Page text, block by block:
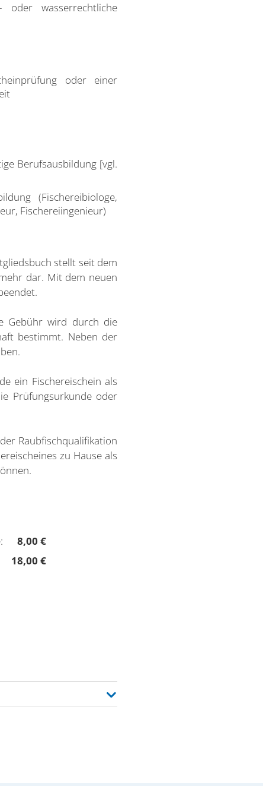
oder wasserrechtliche
oder einer
Berufsausbildung [vgl.
(Fischereibiologe,
Fischereiingenieur)
stellt seit dem
dar. Mit dem neuen
Gebühr wird durch die
bestimmt. Neben der
ein Fischereischein als
Prüfungsurkunde oder
Raubfischqualifikation
zu Hause als
8,00 €
18,00 €